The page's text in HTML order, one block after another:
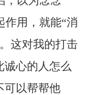
作用，就能“消
这对我的打击
诚心的人怎么
可以帮帮他